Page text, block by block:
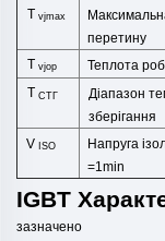
T vjmax
перетину
T vjop Теплота
T СТГ
Діапазон
зберігання
V ISO
Напруга
=1min
IGBT
зазначено